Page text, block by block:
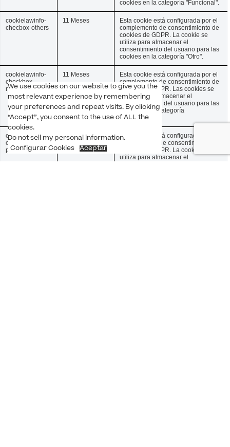
We use cookies on our website to give you the
most relevant experience by remembering
your preferences and repeat visits. By clicking
“Accept”, you consent to the use of ALL the
cookies.
Do not sell my personal information.
Configurar Cookies
Aceptar
cookies en la categoría "Funcional".
cookielawinfo-
checbox-others
11 Meses
Esta cookie está configurada por el
complemento de consentimiento de
cookies de GDPR. La cookie se
utiliza para almacenar el
consentimiento del usuario para las
cookies en la categoría "Otro".
cookielawinfo-
checkbox-
necessary
11 Meses
Esta cookie está configurada por el
complemento de consentimiento de
cookies de GDPR. Las cookies se
utilizan para almacenar el
consentimiento del usuario para las
cookies en la categoría
"Necesarias".
cookielawinfo-
checkbox-
performance
11 Meses
Esta cookie está configurada por el
complemento de consentimiento de
cookies de GDPR. La cookie se
utiliza para almacenar el